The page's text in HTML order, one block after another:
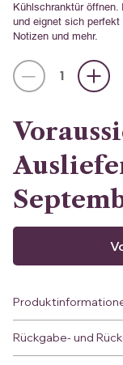
Kühlschranktür
und eignet sich
Notizen und mehr.
Rückgabe- und